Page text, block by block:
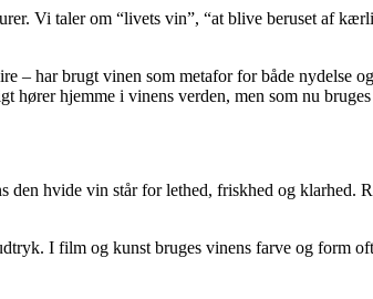
Vi taler om “livets vin”, “at blive beruset af
har brugt vinen som metafor for både nydelse
hjemme i vinens verden, men som nu
hvide vin står for lethed, friskhed og klarhed.
I film og kunst bruges vinens farve og form